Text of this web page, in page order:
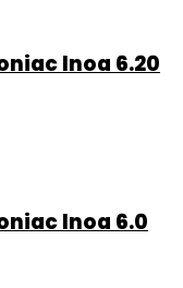
Inoa 6.20
Inoa 6.0